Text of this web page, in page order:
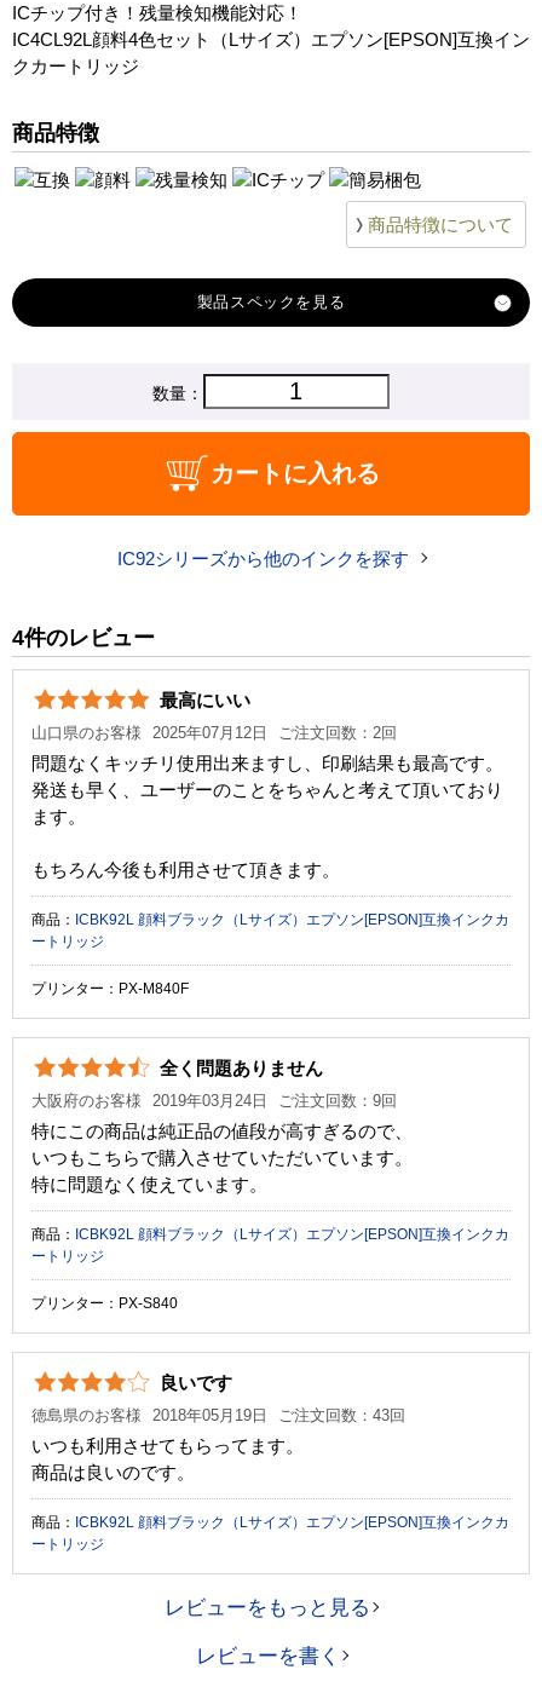
ICチップ付き！残量検知機能対応！
IC4CL92L顔料4色セット（Lサイズ）エプソン[EPSON]互換イン
クカートリッジ
商品特徴
商品特徴について
製品スペック
ICBK92L ブラック（Lサイズ）
カラー ブラック シ
顔料・染料
ICチップ
製品タイプ
数量：
カートに入れる
IC92シリーズから他のインクを探す
4件のレビュー
最高にいい
山口県のお客様 2025年07月12日 ご注文回数：2回
問題なくキッチリ使用出来ますし、印刷結果も最高です。
発送も早く、ユーザーのことをちゃんと考えて頂いており
ます。
もちろん今後も利用させて頂きます。
商品： ICBK92L 顔料ブラック（Lサイズ）エプソン[EPSON]互換インクカ
ートリッジ
プリンター：PX-M840F
全く問題ありません
大阪府のお客様 2019年03月24日 ご注文回数：9回
特にこの商品は純正品の値段が高すぎるので、
いつもこちらで購入させていただいています。
特に問題なく使えています。
商品： ICBK92L 顔料ブラック（Lサイズ）エプソン[EPSON]互換インクカ
ートリッジ
プリンター：PX-S840
良いです
徳島県のお客様 2018年05月19日 ご注文回数：43回
いつも利用させてもらってます。
商品は良いのです。
商品： ICBK92L 顔料ブラック（Lサイズ）エプソン[EPSON]互換インクカ
ートリッジ
レビューをもっと見る
レビューを書く